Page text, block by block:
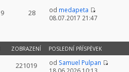
9 28 od medapeta
08.07.2017 21:47
ZOBRAZENÍ POSLEDNÍ PŘÍSPĚVEK
221019 od Samuel Pulpan